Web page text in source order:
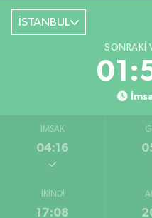
İSTANBUL
SONRAKI
İMSAK
04:16
İKINDI
17:08